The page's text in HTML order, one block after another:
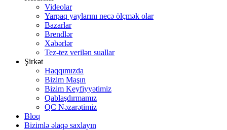
Videolar
Yarpaq yaylarını necə ölçmək olar
Bazarlar
Brendlər
Xəbərlər
Tez-tez verilən suallar
Şirkət
Haqqımızda
Bizim Maşın
Bizim Keyfiyyətimiz
Qablaşdırmamız
QC Nəzarətimiz
Bloq
Bizimlə əlaqə saxlayın